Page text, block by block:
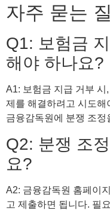
자주 묻는
Q1: 보험금
해야 하나요?
A1: 보험금 지급 거부
제를 해결하려고 시도해
금융감독원에 분쟁 조정
Q2: 분쟁 조
요?
A2: 금융감독원 홈페이
고 제출하면 됩니다. 필